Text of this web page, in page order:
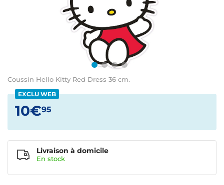
Coussin Hello Kitty Red Dress 36 cm.
EXCLU WEB
10€95
Livraison à domicile
En stock